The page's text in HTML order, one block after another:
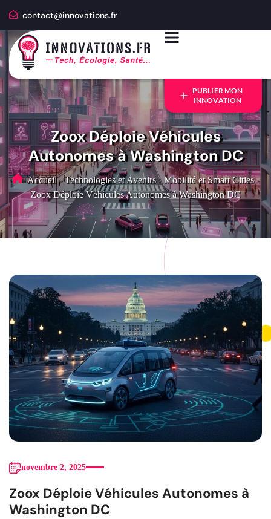
contact@innovations.fr
PUBLIER MON
INNOVATION
Zoox Déploie Véhicules
Autonomes à Washington DC
Accueil - Technologies et Avenirs - Mobilité et Smart Cities -
Zoox Déploie Véhicules Autonomes à Washington DC
novembre 2, 2025
Zoox Déploie Véhicules Autonomes à
Washington DC